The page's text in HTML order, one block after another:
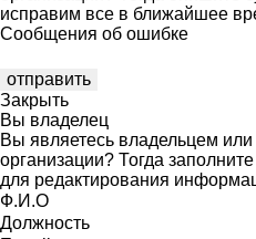
исправим все в ближайшее
Сообщения об ошибке
Закрыть
Вы владелец
Вы являетесь владельцем
организации? Тогда
для редактирования
Ф.И.О
Должность